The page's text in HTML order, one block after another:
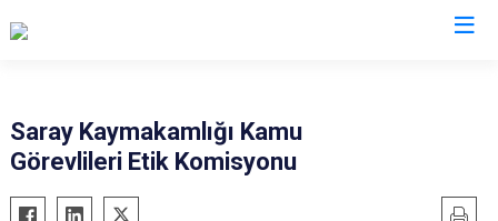
Çerkezköy
Çorlu
Saray
Saray Kaymakamlığı Kamu
Görevlileri Etik Komisyonu